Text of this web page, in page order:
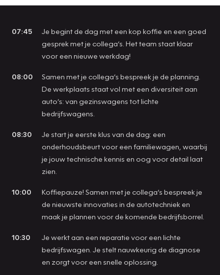
07:45
Je begint de dag met een kop koffie en een goed
gesprek met je collega’s. Het team staat klaar
voor een nieuwe werkdag!
08:00
Samen met je collega’s bespreek je de planning.
De werkplaats staat vol met een diversiteit aan
auto’s: van gezinswagens tot lichte
bedrijfswagens.
08:30
Je start je eerste klus van de dag: een
onderhoudsbeurt voor een familiewagen, waarbij
je jouw technische kennis en oog voor detail laat
zien.
10:00
Koffiepauze! Samen met je collega’s bespreek je
de nieuwste innovaties in de autotechniek en
maak je plannen voor de komende bedrijfsborrel.
10:30
Je werkt aan een reparatie voor een lichte
bedrijfswagen. Je stelt nauwkeurig de diagnose
en zorgt voor een snelle oplossing.